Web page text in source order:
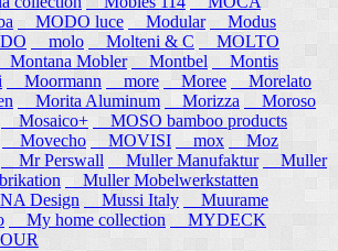
MODO luce Modular
Modus
molo Molteni & C
MOLTO
Montana Mobler Montbel
Montis
Moormann more Moree
Morelato
Morita Aluminum Morizza
Moroso
Mosaico+
MOSO bamboo products
Movecho MOVISI mox
Moz
Mr Perswall Muller Manufaktur
Muller
Muller Mobelwerkstatten
Design
Mussi Italy
Muurame
My home collection
MYDECK